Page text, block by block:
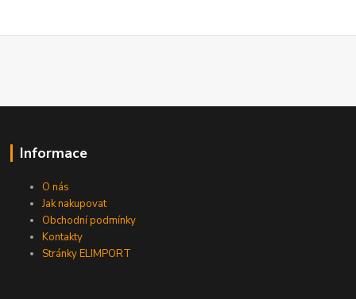
Informace
O nás
Jak nakupovat
Obchodní podmínky
Kontakty
Stránky ELIMPORT